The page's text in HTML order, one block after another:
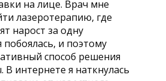
на лице. Врач мне
лазеротерапию, где
нарост за одну
побоялась, и поэтому
способ решения
интернете я наткнулась